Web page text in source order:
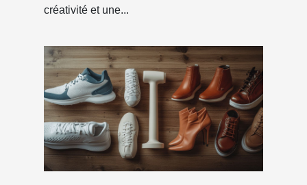
créativité et une...